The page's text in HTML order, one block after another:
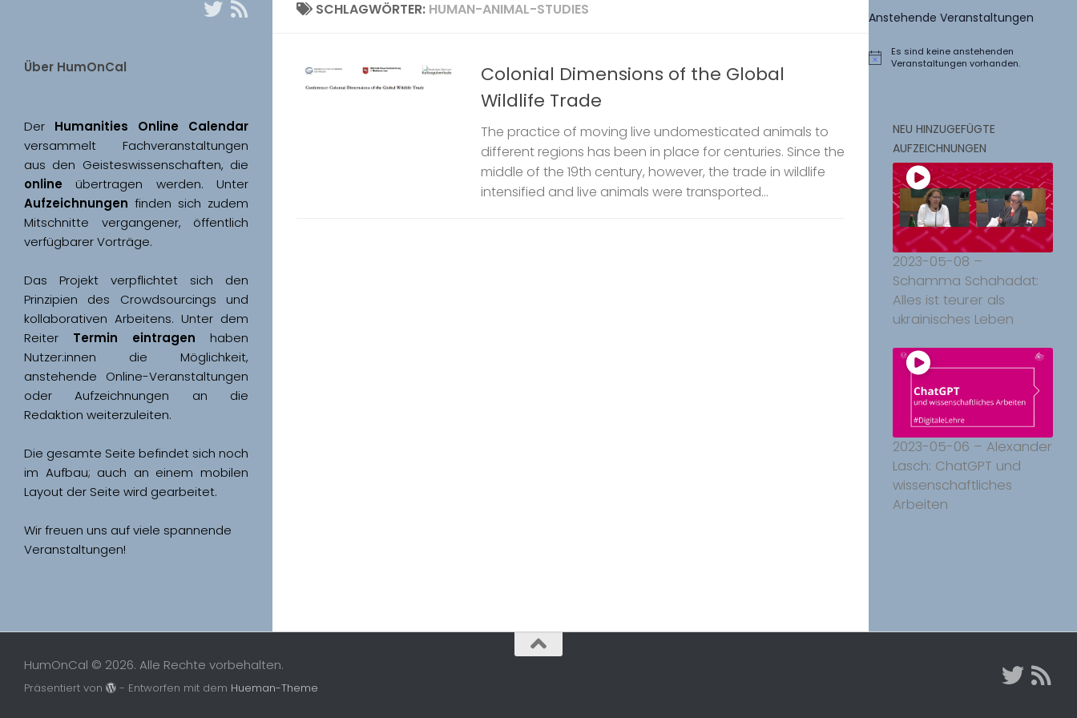
SCHLAGWÖRTER: HUMAN-ANIMAL-STUDIES
Colonial Dimensions of the Global
Wildlife Trade
The practice of moving live undomesticated animals to
different regions has been in place for centuries. Since the
middle of the 19th century, however, the trade in wildlife
intensified and live animals were transported...
Über HumOnCal
Der
versammelt Fachveranstaltungen
online
Aufzeichnungen finden sich zudem
Mitschnitte vergangener, öffentlich
Das Projekt verpflichtet sich den
Prinzipien des Crowdsourcings und
kollaborativen Arbeitens. Unter dem
Reiter Termin eintragen haben
Nutzer:innen die Möglichkeit,
anstehende Online-Veranstaltungen
oder Aufzeichnungen an die
Redaktion weiterzuleiten.
Die gesamte Seite befindet sich noch
im Aufbau; auch an einem mobilen
Wir freuen uns auf viele spannende
Veranstaltungen!
Anstehende Veranstaltungen
Hinweis
Es sind keine anstehenden
Veranstaltungen vorhanden.
NEU HINZUGEFÜGTE
AUFZEICHNUNGEN
2023-05-08 –
Schamma Schahadat:
Alles ist teurer als
ukrainisches Leben
2023-05-06 – Alexander
Lasch: ChatGPT und
wissenschaftliches
Arbeiten
HumOnCal © 2026. Alle Rechte vorbehalten.
Präsentiert von - Entworfen mit dem Hueman-Theme